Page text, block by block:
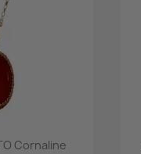
rapide
Cornaline